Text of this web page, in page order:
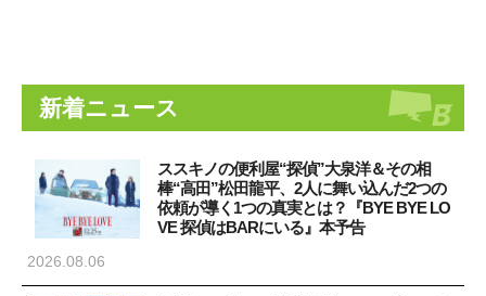
新着ニュース
ススキノの便利屋“探偵”大泉洋＆その相
棒“高田”松田龍平、2人に舞い込んだ2つの
依頼が導く1つの真実とは？『BYE BYE LO
VE 探偵はBARにいる』本予告
2026.08.06